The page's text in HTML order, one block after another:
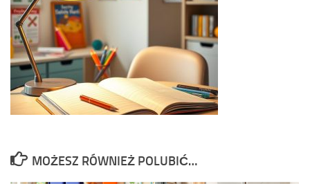
MOŻESZ RÓWNIEŻ POLUBIĆ…